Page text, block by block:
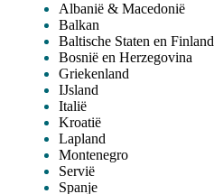
Albanië & Macedonië
Balkan
Baltische Staten en Finland
Bosnië en Herzegovina
Griekenland
IJsland
Italië
Kroatië
Lapland
Montenegro
Servië
Spanje